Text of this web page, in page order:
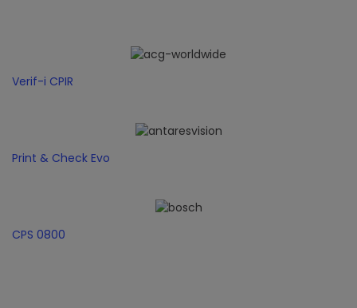
Verif-i CPIR
Print & Check Evo
CPS 0800